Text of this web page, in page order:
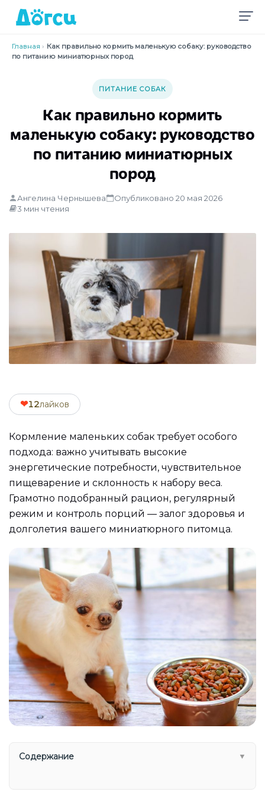
Главная › Как правильно кормить маленькую собаку: руководство
по питанию миниатюрных пород
ПИТАНИЕ СОБАК
Как правильно кормить
маленькую собаку: руководство
по питанию миниатюрных
пород
Ангелина Чернышева
Опубликовано 20 мая 2026
3 мин чтения
❤12лайков
Кормление маленьких собак требует особого
подхода: важно учитывать высокие
энергетические потребности, чувствительное
пищеварение и склонность к набору веса.
Грамотно подобранный рацион, регулярный
режим и контроль порций — залог здоровья и
долголетия вашего миниатюрного питомца.
Содержание ▼